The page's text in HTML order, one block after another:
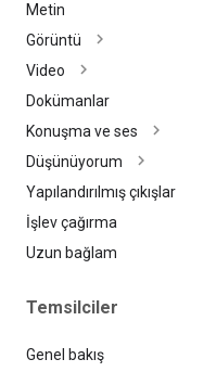
Metin
Görüntü
Video
Dokümanlar
Konuşma ve ses
Düşünüyorum
Yapılandırılmış çıkışlar
İşlev çağırma
Uzun bağlam
Temsilciler
Genel bakış